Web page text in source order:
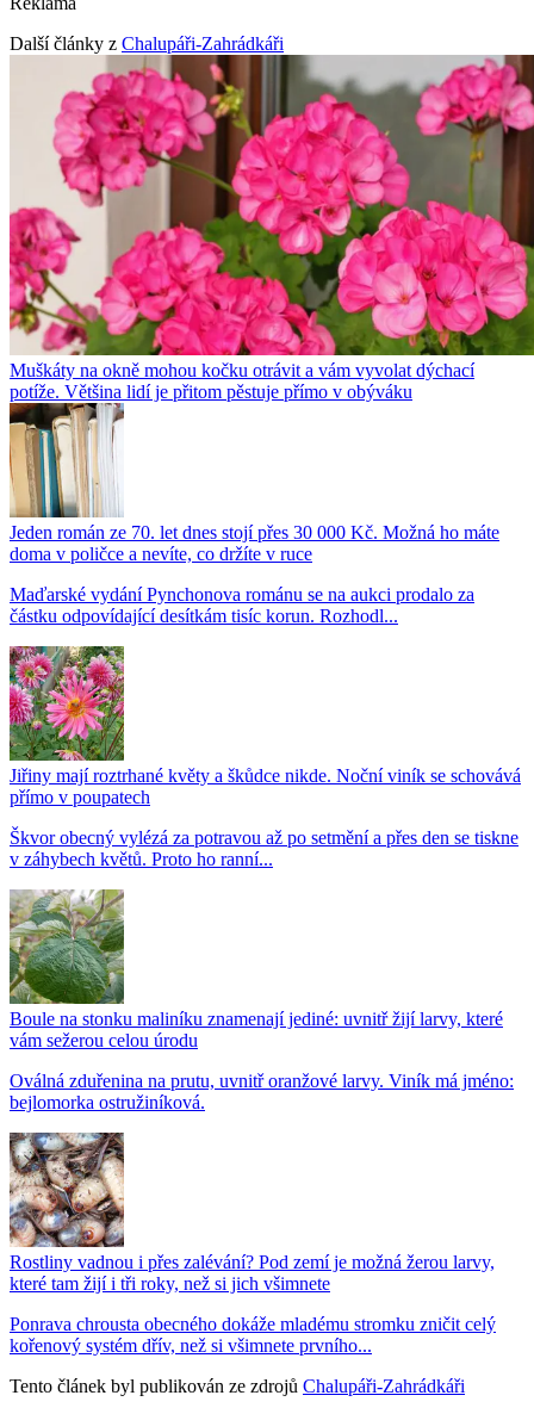
Další články z Chalupáři-Zahrádkáři
Muškáty na okně mohou kočku otrávit a vám vyvolat dýchací
potíže. Většina lidí je přitom pěstuje přímo v obýváku
Jeden román ze 70. let dnes stojí přes 30 000 Kč. Možná ho máte
doma v poličce a nevíte, co držíte v ruce
Maďarské vydání Pynchonova románu se na aukci prodalo za
částku odpovídající desítkám tisíc korun. Rozhodl...
Jiřiny mají roztrhané květy a škůdce nikde. Noční viník se schovává
přímo v poupatech
Škvor obecný vylézá za potravou až po setmění a přes den se tiskne
v záhybech květů. Proto ho ranní...
Boule na stonku maliníku znamenají jediné: uvnitř žijí larvy, které
vám sežerou celou úrodu
Oválná zduřenina na prutu, uvnitř oranžové larvy. Viník má jméno:
bejlomorka ostružiníková.
Rostliny vadnou i přes zalévání? Pod zemí je možná žerou larvy,
které tam žijí i tři roky, než si jich všimnete
Ponrava chrousta obecného dokáže mladému stromku zničit celý
kořenový systém dřív, než si všimnete prvního...
Tento článek byl publikován ze zdrojů Chalupáři-Zahrádkáři